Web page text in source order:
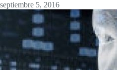
septiembre 5, 2016